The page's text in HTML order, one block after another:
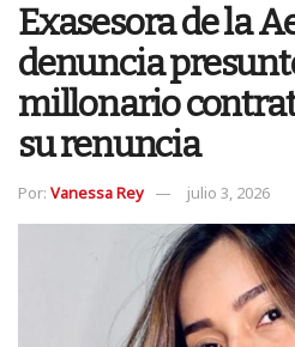
Exasesora de la
denuncia
millonario
su renuncia
Por: Vanessa Rey julio 3, 2026